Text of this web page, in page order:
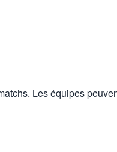
Les équipes